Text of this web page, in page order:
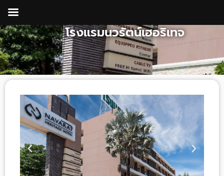
content
โรงแรมนวรัตน์เฮอริเทจ